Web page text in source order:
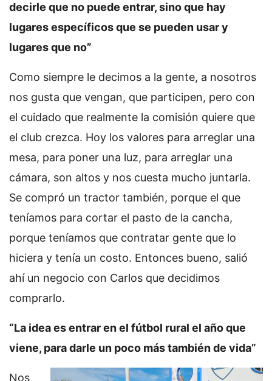
decirle que no puede entrar, sino que hay
lugares específicos que se pueden usar y
lugares que no”
Como siempre le decimos a la gente, a nosotros
nos gusta que vengan, que participen, pero con
el cuidado que realmente la comisión quiere que
el club crezca. Hoy los valores para arreglar una
mesa, para poner una luz, para arreglar una
cámara, son altos y nos cuesta mucho juntarla.
Se compró un tractor también, porque el que
teníamos para cortar el pasto de la cancha,
porque teníamos que contratar gente que lo
hiciera y tenía un costo. Entonces bueno, salió
ahí un negocio con Carlos que decidimos
comprarlo.
“La idea es entrar en el fútbol rural el año que
viene, para darle un poco más también de vida”
Nos